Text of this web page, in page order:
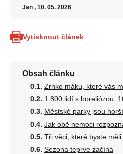
Jan , 10. 05. 2026
Vytisknout článek
Obsah článku
Zrnko máku, které vás
1 800 lidí s boreliózou,
Městské parky jsou
Jak obě nemoci
Tři věci, které byste
Sezona teprve začíná